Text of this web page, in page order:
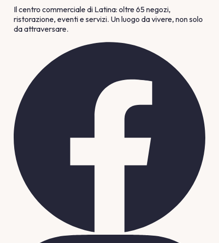
Il centro commerciale di Latina: oltre 65 negozi,
ristorazione, eventi e servizi. Un luogo da vivere, non solo
da attraversare.